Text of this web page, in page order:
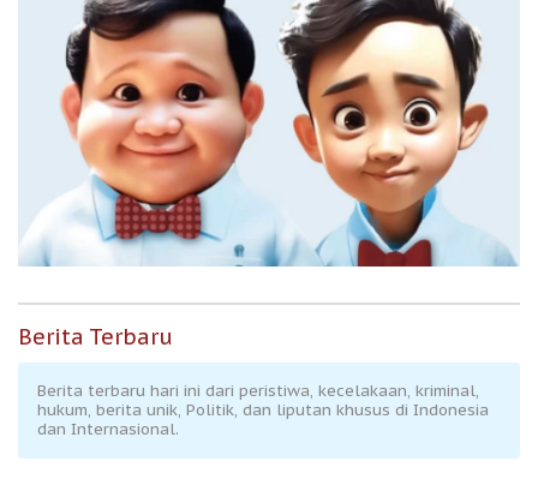
Berita Terbaru
Berita terbaru hari ini dari peristiwa, kecelakaan, kriminal,
hukum, berita unik, Politik, dan liputan khusus di Indonesia
dan Internasional.